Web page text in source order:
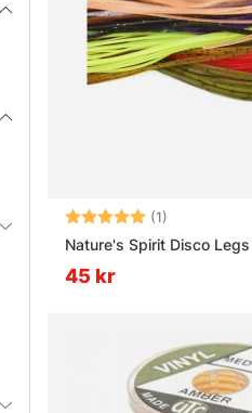
Betyg: (1)
Nature's Spirit Disco Legs
45 kr